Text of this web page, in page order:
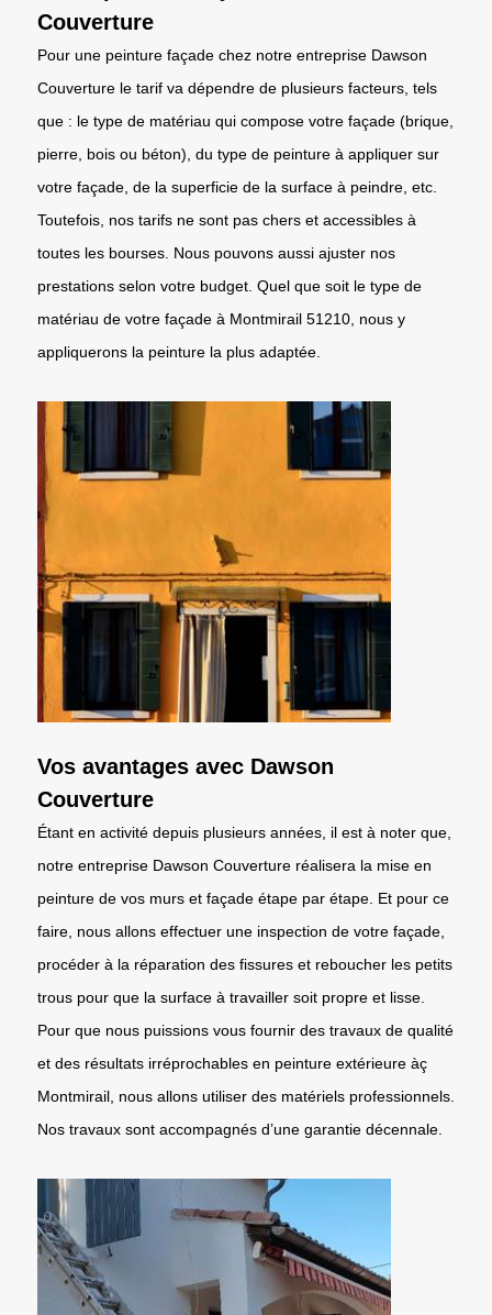
Couverture
Pour une peinture façade chez notre entreprise Dawson
Couverture le tarif va dépendre de plusieurs facteurs, tels
que : le type de matériau qui compose votre façade (brique,
pierre, bois ou béton), du type de peinture à appliquer sur
votre façade, de la superficie de la surface à peindre, etc.
Toutefois, nos tarifs ne sont pas chers et accessibles à
toutes les bourses. Nous pouvons aussi ajuster nos
prestations selon votre budget. Quel que soit le type de
matériau de votre façade à Montmirail 51210, nous y
appliquerons la peinture la plus adaptée.
Vos avantages avec Dawson
Couverture
Étant en activité depuis plusieurs années, il est à noter que,
notre entreprise Dawson Couverture réalisera la mise en
peinture de vos murs et façade étape par étape. Et pour ce
faire, nous allons effectuer une inspection de votre façade,
procéder à la réparation des fissures et reboucher les petits
trous pour que la surface à travailler soit propre et lisse.
Pour que nous puissions vous fournir des travaux de qualité
et des résultats irréprochables en peinture extérieure àç
Montmirail, nous allons utiliser des matériels professionnels.
Nos travaux sont accompagnés d’une garantie décennale.